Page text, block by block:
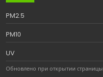
PM2.5
PM10
UV
Обновлено при открытии страницы